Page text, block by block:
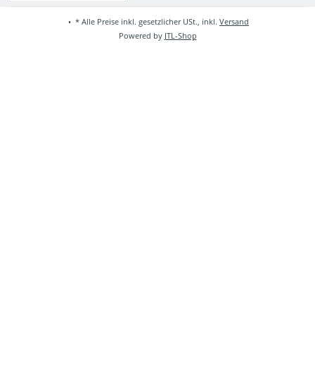
• * Alle Preise inkl. gesetzlicher USt., inkl. Versand
Powered by JTL-Shop